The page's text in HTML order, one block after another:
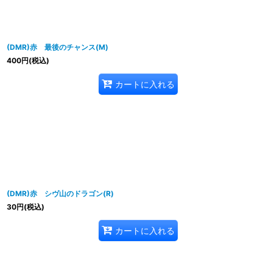
(DMR)赤 最後のチャンス(M)
400円(税込)
カートに入れる
(DMR)赤 シヴ山のドラゴン(R)
30円(税込)
カートに入れる